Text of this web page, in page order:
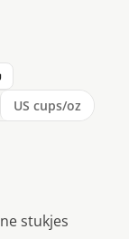
US cups/oz
stukjes